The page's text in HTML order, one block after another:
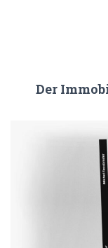
Der